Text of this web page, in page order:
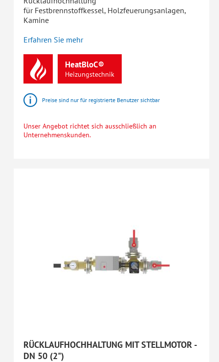
für Festbrennstoffkessel, Holzfeuerungsanlagen,
Kamine
Erfahren Sie mehr
HeatBloC®
Heizungstechnik
Preise sind nur für registrierte Benutzer sichtbar
Unser Angebot richtet sich ausschließlich an
Unternehmenskunden.
RÜCKLAUFHOCHHALTUNG MIT STELLMOTOR -
DN 50 (2")